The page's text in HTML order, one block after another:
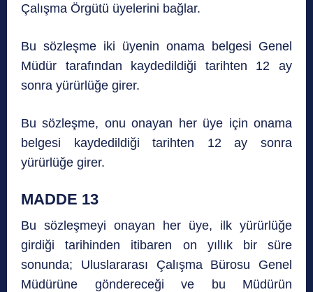
Çalışma Örgütü üyelerini bağlar.
Bu sözleşme iki üyenin onama belgesi Genel
Müdür tarafından kaydedildiği tarihten 12 ay
sonra yürürlüğe girer.
Bu sözleşme, onu onayan her üye için onama
belgesi kaydedildiği tarihten 12 ay sonra
yürürlüğe girer.
MADDE 13
Bu sözleşmeyi onayan her üye, ilk yürürlüğe
girdiği tarihinden itibaren on yıllık bir süre
sonunda; Uluslararası Çalışma Bürosu Genel
Müdürüne göndereceği ve bu Müdürün